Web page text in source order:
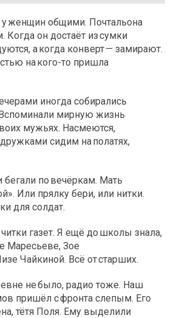
у женщин общими. Почтальона
Когда он достаёт из сумки
а когда конверт — замирают.
на кого-то пришла
иногда собирались
мирную жизнь
мужьях. Насмеются,
сидим на полатях,
по вечёркам. Мать
Или прялку бери, или нитки.
для солдат.
газет. Я ещё до школы знала,
Маресьеве, Зое
Чайкиной. Всё от старших.
не было, радио тоже. Наш
пришёл с фронта слепым. Его
тётя Поля. Ему выделили